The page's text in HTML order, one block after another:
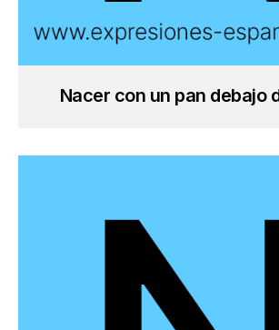
Nacer con un pan debajo